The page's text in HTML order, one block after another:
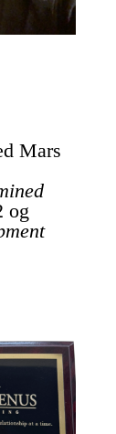
Mars
og